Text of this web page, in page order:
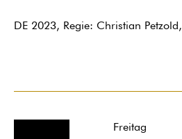
DE 2023, Regie: Christian
Freitag